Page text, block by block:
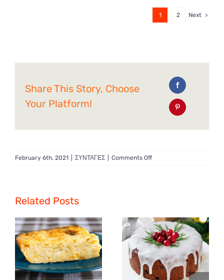
1 2 Next
Share This Story, Choose
Your Platform!
February 6th, 2021 ΣΥΝΤΑΓΕΣ Comments Offon
Related Posts